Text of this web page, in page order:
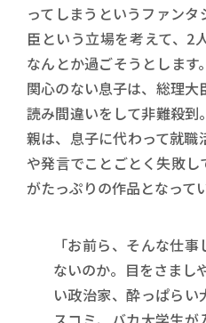
ってしまうというファン
臣という立場を考えて、2
なんとか過ごそうとします
関心のない息子は、総理
読み間違いをして非難殺
親は、息子に代わって就
や発言でことごとく失敗
がたっぷりの作品となって
「お前ら、そんな仕
ないのか。目をさまし
い政治家、酔っぱら